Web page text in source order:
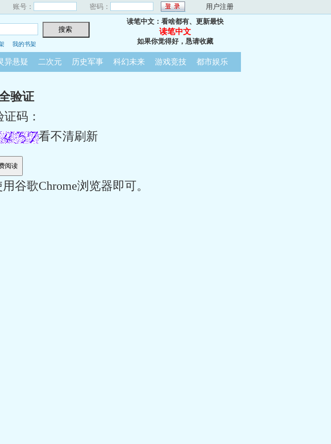
账号： 密码： 用户注册
我的书架
读笔中文：看啥都有、更新最快
读笔中文
如果你觉得好，恳请收藏
异悬疑 二次元 历史军事 科幻未来 游戏竞技 都市娱乐
验证
码：
看不清刷新
谷歌Chrome浏览器即可。